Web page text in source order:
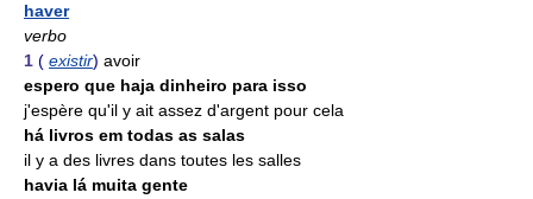
haver
verbo
1 ( existir) avoir
espero que haja dinheiro para isso
j'espère qu'il y ait assez d'argent pour cela
há livros em todas as salas
il y a des livres dans toutes les salles
havia lá muita gente